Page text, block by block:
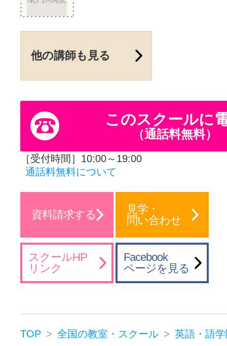
他の講師も見る
このスクールに
（通話料無料）
［受付時間］10:00～19:00
通話料無料について
資料請求する
見学・
問い合わせ
スクールHP
リンク
Facebook
ページを見る
TOP 全国の教室・スクール
英語・語